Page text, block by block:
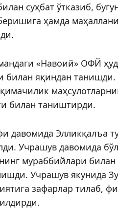
суҳбат ўтказиб,
ҳамда
«Навоий» ОФЙ
билан яқиндан
билан таништирди.
давомида Элликқалъа
Учрашув давомида
мураббийлари билан
Учрашув якунида
зафарлар тилаб,